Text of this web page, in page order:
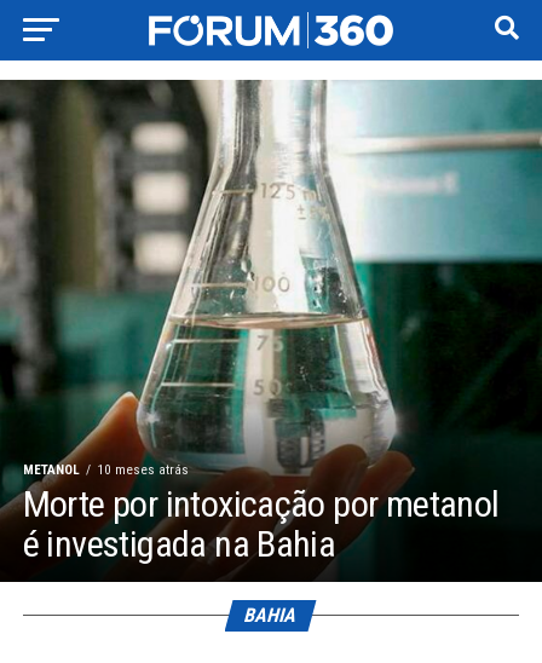
METANOL 10 meses atrás
Morte por intoxicação por metanol
é investigada na Bahia
BAHIA